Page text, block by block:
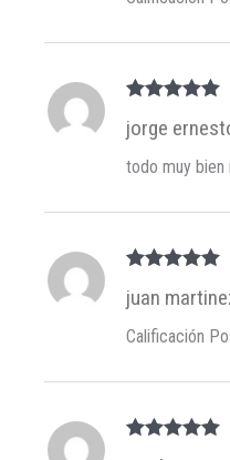
5de 5
jorge
todo muy bien
5de 5
juan
Calificación